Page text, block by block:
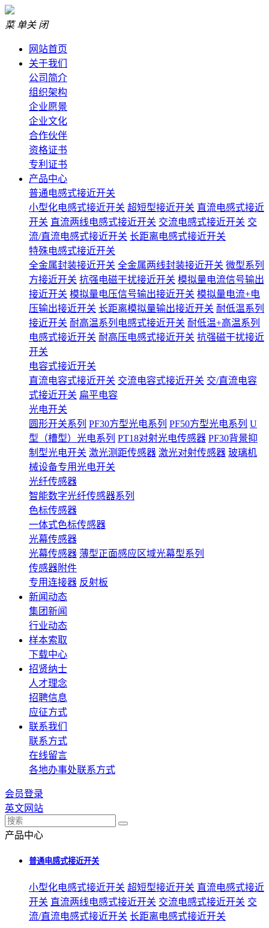
菜 单关 闭
网站首页
关于我们
公司简介
组织架构
企业愿景
企业文化
合作伙伴
资格证书
专利证书
产品中心
普通电感式接近开关
小型化电感式接近开关 超短型接近开关 直流电感式接近
开关 直流两线电感式接近开关 交流电感式接近开关 交
流/直流电感式接近开关 长距离电感式接近开关
特殊电感式接近开关
全金属封装接近开关 全金属两线封装接近开关 微型系列
方接近开关 抗强电磁干扰接近开关 模拟量电流信号输出
接近开关 模拟量电压信号输出接近开关 模拟量电流+电
压输出接近开关 长距离模拟量输出接近开关 耐低温系列
接近开关 耐高温系列电感式接近开关 耐低温+高温系列
电感式接近开关 耐高压电感式接近开关 抗强磁干扰接近
开关
电容式接近开关
直流电容式接近开关 交流电容式接近开关 交/直流电容
式接近开关 扁平电容
光电开关
圆形开关系列 PF30方型光电系列 PF50方型光电系列 U
型（槽型）光电系列 PT18对射光电传感器 PF30背景抑
制型光电开关 激光测距传感器 激光对射传感器 玻璃机
械设备专用光电开关
光纤传感器
智能数字光纤传感器系列
色标传感器
一体式色标传感器
光幕传感器
光幕传感器 薄型正⾯感应区域光幕型系列
传感器附件
专用连接器 反射板
新闻动态
集团新闻
行业动态
样本索取
下载中心
招贤纳士
人才理念
招聘信息
应征方式
联系我们
联系方式
在线留言
各地办事处联系方式
会员登录
英文网站
产品中心
普通电感式接近开关
小型化电感式接近开关 超短型接近开关 直流电感式接近
开关 直流两线电感式接近开关 交流电感式接近开关 交
流/直流电感式接近开关 长距离电感式接近开关